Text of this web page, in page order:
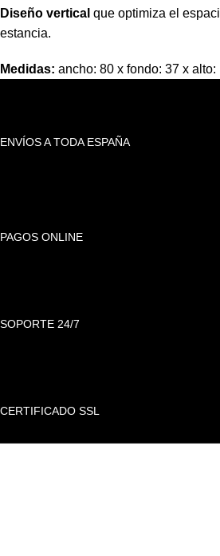
Diseño vertical que optimiza el
estancia.
Medidas: ancho: 80 x fondo: 37 x alto:
ENVÍOS A TODA ESPAÑA
PAGOS ONLINE
SOPORTE 24/7
CERTIFICADO SSL